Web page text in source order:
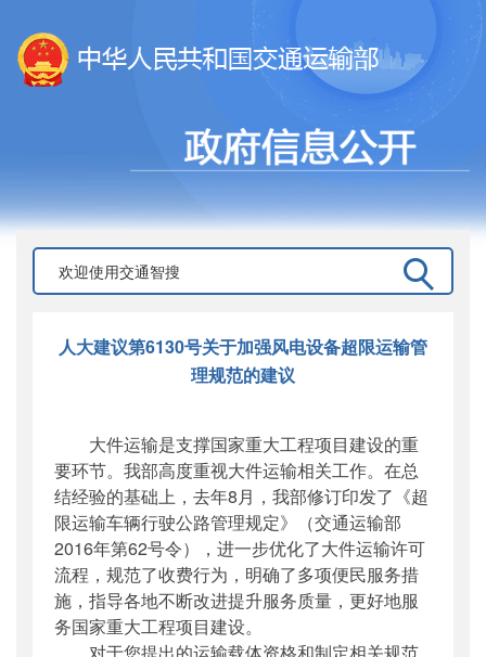
人大建议第6130号关于加强风电设备超限运输管
理规范的建议
大件运输是支撑国家重大工程项目建设的重
要环节。我部高度重视大件运输相关工作。在总
结经验的基础上，去年8月，我部修订印发了《超
限运输车辆行驶公路管理规定》（交通运输部
2016年第62号令），进一步优化了大件运输许可
流程，规范了收费行为，明确了多项便民服务措
施，指导各地不断改进提升服务质量，更好地服
务国家重大工程项目建设。
对于您提出的运输载体资格和制定相关规范